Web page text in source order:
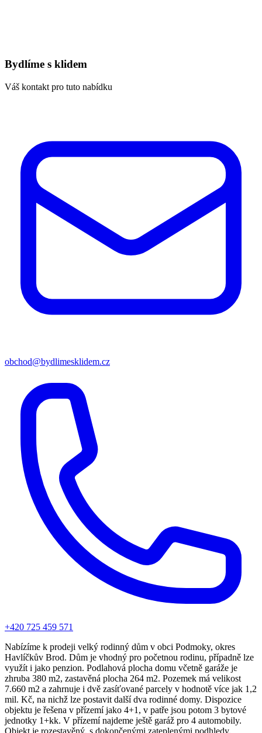
Bydlíme s klidem
Váš kontakt pro tuto nabídku
obchod@bydlimesklidem.cz
+420 725 459 571
Nabízíme k prodeji velký rodinný dům v obci Podmoky, okres
Havlíčkův Brod. Dům je vhodný pro početnou rodinu, případně lze
využít i jako penzion. Podlahová plocha domu včetně garáže je
zhruba 380 m2, zastavěná plocha 264 m2. Pozemek má velikost
7.660 m2 a zahrnuje i dvě zasíťované parcely v hodnotě více jak 1,2
mil. Kč, na nichž lze postavit další dva rodinné domy. Dispozice
objektu je řešena v přízemí jako 4+1, v patře jsou potom 3 bytové
jednotky 1+kk. V přízemí najdeme ještě garáž pro 4 automobily.
Objekt je rozestavěný, s dokončenými zateplenými podhledy,